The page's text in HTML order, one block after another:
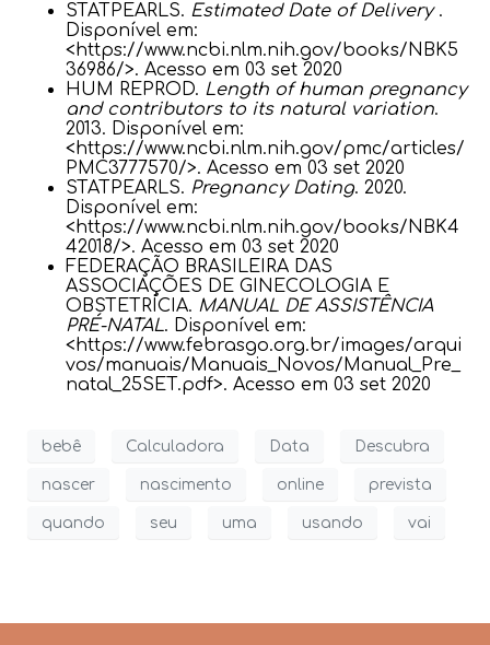
STATPEARLS. Estimated Date of Delivery .
Disponível em:
<https://www.ncbi.nlm.nih.gov/books/NBK5
36986/>. Acesso em 03 set 2020
HUM REPROD. Length of human pregnancy
and contributors to its natural variation.
2013. Disponível em:
<https://www.ncbi.nlm.nih.gov/pmc/articles/
PMC3777570/>. Acesso em 03 set 2020
STATPEARLS. Pregnancy Dating. 2020.
Disponível em:
<https://www.ncbi.nlm.nih.gov/books/NBK4
42018/>. Acesso em 03 set 2020
FEDERAÇÃO BRASILEIRA DAS
ASSOCIAÇÕES DE GINECOLOGIA E
OBSTETRÍCIA. MANUAL DE ASSISTÊNCIA
PRÉ-NATAL. Disponível em:
<https://www.febrasgo.org.br/images/arqui
vos/manuais/Manuais_Novos/Manual_Pre_
natal_25SET.pdf>. Acesso em 03 set 2020
bebê Calculadora Data Descubra
nascer nascimento online prevista
quando seu uma usando vai